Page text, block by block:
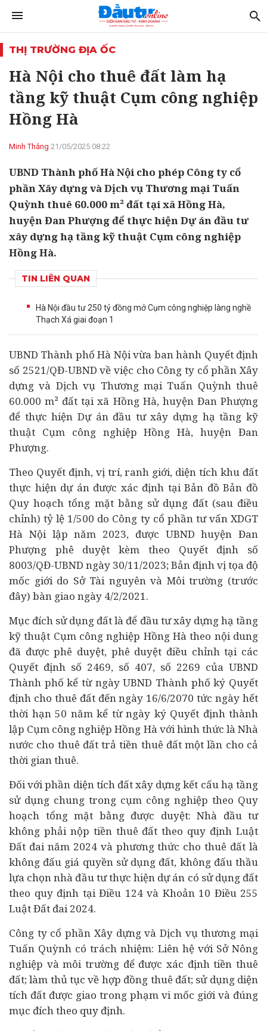
THỊ TRƯỜNG ĐỊA ỐC
Hà Nội cho thuê đất làm hạ
tầng kỹ thuật Cụm công nghiệp
Hồng Hà
Minh Thắng 21/05/2025 08:22
UBND Thành phố Hà Nội cho phép Công ty cổ
phần Xây dựng và Dịch vụ Thương mại Tuấn
Quỳnh thuê 60.000 m² đất tại xã Hồng Hà,
huyện Đan Phượng để thực hiện Dự án đầu tư
xây dựng hạ tầng kỹ thuật Cụm công nghiệp
Hồng Hà.
TIN LIÊN QUAN
Hà Nội đầu tư 250 tỷ đồng mở Cụm công nghiệp làng nghề
Thạch Xá giai đoạn 1
UBND Thành phố Hà Nội vừa ban hành Quyết định
số 2521/QĐ-UBND về việc cho Công ty cổ phần Xây
dựng và Dịch vụ Thương mại Tuấn Quỳnh thuê
60.000 m² đất tại xã Hồng Hà, huyện Đan Phượng
để thực hiện Dự án đầu tưxây dựng hạ tầng kỹ
thuật Cụm công nghiệp Hồng Hà, huyện Đan
Phượng.
Theo Quyết định, vị trí, ranh giới, diện tích khu đất
thực hiện dự án được xác định tại Bản đồ Bản đồ
Quy hoạch tổng mặt bằng sử dụng đất (sau điều
chỉnh) tỷ lệ 1/500 do Công ty cổ phần tư vấn XDGT
Hà Nội lập năm 2023, được UBND huyện Đan
Phượng phê duyệt kèm theo Quyết định số
8003/QĐ-UBND ngày 30/11/2023; Bản định vị tọa độ
mốc giới do Sở Tài nguyên và Môi trường (trước
đây) bàn giao ngày 4/2/2021.
Mục đích sử dụng đất là để đầu tư xây dựng hạ tầng
kỹ thuật Cụm công nghiệp Hồng Hà theo nội dung
đã được phê duyệt, phê duyệt điều chỉnh tại các
Quyết định số 2469, số 407, số 2269 của UBND
Thành phố kể từ ngày UBND Thành phố ký Quyết
định cho thuê đất đến ngày 16/6/2070 tức ngày hết
thời hạn 50 năm kể từ ngày ký Quyết định thành
lập Cụm công nghiệp Hồng Hà với hình thức là Nhà
nước cho thuê đất trả tiền thuê đất một lần cho cả
thời gian thuê.
Đối với phần diện tích đất xây dựng kết cấu hạ tầng
sử dụng chung trong cụm công nghiệp theo Quy
hoạch tổng mặt bằng được duyệt: Nhà đầu tư
không phải nộp tiền thuê đất theo quy định Luật
Đất đai năm 2024 và phương thức cho thuê đất là
không đấu giá quyền sử dụng đất, không đấu thầu
lựa chọn nhà đầu tư thực hiện dự án có sử dụng đất
theo quy định tại Điều 124 và Khoản 10 Điều 255
Luật Đất đai 2024.
Công ty cổ phần Xây dựng và Dịch vụ thương mại
Tuấn Quỳnh có trách nhiệm: Liên hệ với Sở Nông
nghiệp và môi trường để được xác định tiền thuê
đất; làm thủ tục về hợp đồng thuê đất; sử dụng diện
tích đất được giao trong phạm vi mốc giới và đúng
mục đích theo quy định.